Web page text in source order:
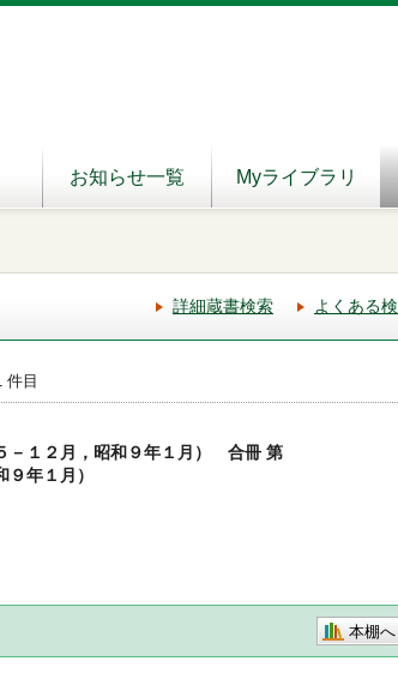
お知らせ一覧 Myライブラリ
詳細蔵書検索 よくある
件目
－１２月，昭和９年１月） 合冊 第
年１月）
本棚へ